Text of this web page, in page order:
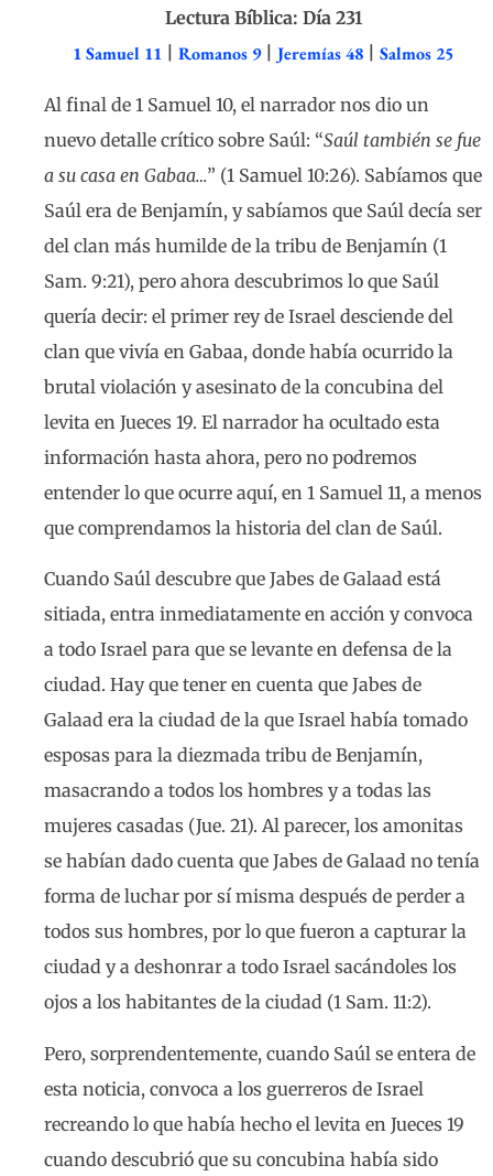
Lectura Bíblica: Día 231
1 Samuel 11 Romanos 9| Jeremías 48 Salmos 25
Al final de 1 Samuel 10, el narrador nos dio un
nuevo detalle crítico sobre Saúl: “Saúl también se fue
a su casa en Gabaa…” (1 Samuel 10:26). Sabíamos que
Saúl era de Benjamín, y sabíamos que Saúl decía ser
del clan más humilde de la tribu de Benjamín (1
Sam. 9:21), pero ahora descubrimos lo que Saúl
quería decir: el primer rey de Israel desciende del
clan que vivía en Gabaa, donde había ocurrido la
brutal violación y asesinato de la concubina del
levita en Jueces 19. El narrador ha ocultado esta
información hasta ahora, pero no podremos
entender lo que ocurre aquí, en 1 Samuel 11, a menos
que comprendamos la historia del clan de Saúl.
Cuando Saúl descubre que Jabes de Galaad está
sitiada, entra inmediatamente en acción y convoca
a todo Israel para que se levante en defensa de la
ciudad. Hay que tener en cuenta que Jabes de
Galaad era la ciudad de la que Israel había tomado
esposas para la diezmada tribu de Benjamín,
masacrando a todos los hombres y a todas las
mujeres casadas (Jue. 21). Al parecer, los amonitas
se habían dado cuenta que Jabes de Galaad no tenía
forma de luchar por sí misma después de perder a
todos sus hombres, por lo que fueron a capturar la
ciudad y a deshonrar a todo Israel sacándoles los
ojos a los habitantes de la ciudad (1 Sam. 11:2).
Pero, sorprendentemente, cuando Saúl se entera de
esta noticia, convoca a los guerreros de Israel
recreando lo que había hecho el levita en Jueces 19
cuando descubrió que su concubina había sido